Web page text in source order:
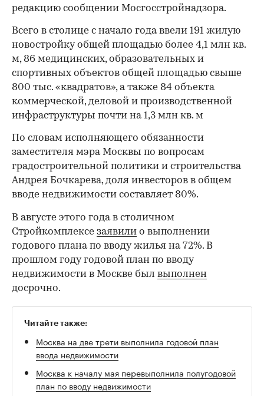
редакцию сообщении Мосгосстройнадзора.
Всего в столице с начало года ввели 191 жилую
новостройку общей площадью более 4,1 млн кв.
м, 86 медицинских, образовательных и
спортивных объектов общей площадью свыше
800 тыс. «квадратов», а также 84 объекта
коммерческой, деловой и производственной
инфраструктуры почти на 1,3 млн кв. м
По словам исполняющего обязанности
заместителя мэра Москвы по вопросам
градостроительной политики и строительства
Андрея Бочкарева, доля инвесторов в общем
вводе недвижимости составляет 80%.
В августе этого года в столичном
Стройкомплексе заявили о выполнении
годового плана по вводу жилья на 72%. В
прошлом году годовой план по вводу
недвижимости в Москве был выполнен
досрочно.
Читайте также:
Москва на две трети выполнила годовой план
ввода недвижимости
Москва к началу мая перевыполнила полугодовой
план по вводу недвижимости